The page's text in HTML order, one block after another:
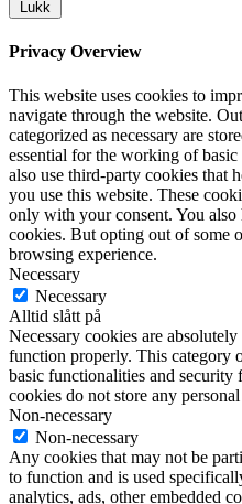
Lukk
Privacy Overview
This website uses cookies to
navigate through the website.
categorized as necessary are
essential for the working of
also use third-party cookies that
you use this website. These
only with your consent. You
cookies. But opting out of some
browsing experience.
Necessary
Necessary
Alltid slått på
Necessary cookies are
function properly. This category
basic functionalities and security
cookies do not store any
Non-necessary
Non-necessary
Any cookies that may not be
to function and is used
analytics, ads, other embedded